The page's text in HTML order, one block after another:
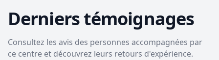
Derniers témoignages
Consultez les avis des personnes accompagnées par
ce centre et découvrez leurs retours d'expérience.